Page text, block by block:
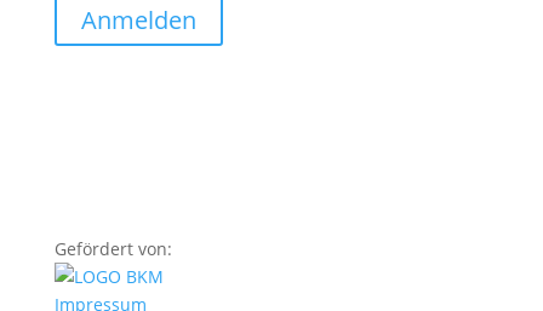
Anmelden
Gefördert von:
Impressum